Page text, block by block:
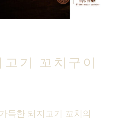
기 꼬치구이
득한 돼지고기 꼬치의